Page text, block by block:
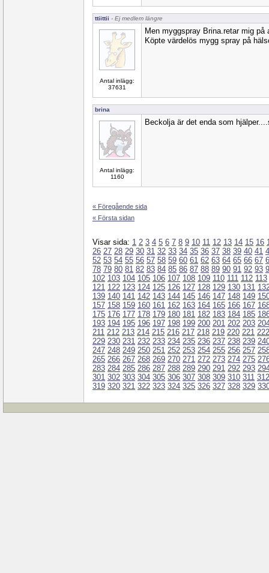
ttiittii - Ej medlem längre
Antal inlägg:
37631
Men myggspray Brina.retar mig på
Köpte värdelös mygg spray på
brina
Antal inlägg:
1160
Beckolja är det enda som
« Föregående sida
« Första sidan
Visar sida: 1 2 3 4 5 6 7 8 9 10 11 12 13 14 15 16
26 27 28 29 30 31 32 33 34 35 36 37 38 39 40 41
52 53 54 55 56 57 58 59 60 61 62 63 64 65 66 67
78 79 80 81 82 83 84 85 86 87 88 89 90 91 92 93
102 103 104 105 106 107 108 109 110 111 112 113
121 122 123 124 125 126 127 128 129 130 131
139 140 141 142 143 144 145 146 147 148 149
157 158 159 160 161 162 163 164 165 166 167
175 176 177 178 179 180 181 182 183 184 185
193 194 195 196 197 198 199 200 201 202 203
211 212 213 214 215 216 217 218 219 220 221 222
229 230 231 232 233 234 235 236 237 238 239
247 248 249 250 251 252 253 254 255 256 257
265 266 267 268 269 270 271 272 273 274 275
283 284 285 286 287 288 289 290 291 292 293
301 302 303 304 305 306 307 308 309 310 311 312
319 320 321 322 323 324 325 326 327 328 329